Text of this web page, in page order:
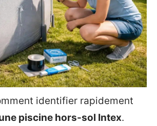
identifier rapidement
piscine hors-sol Intex.